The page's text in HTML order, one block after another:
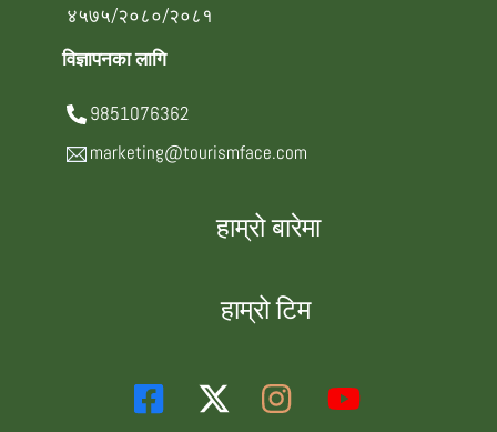
४५७५/२०८०/२०८१
विज्ञापनका लागि
9851076362
marketing@tourismface.com
हाम्रो बारेमा
हाम्रो टिम